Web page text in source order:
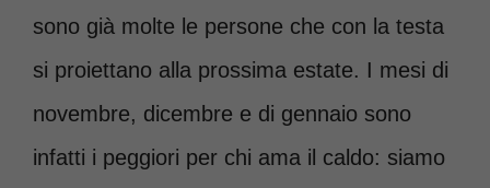
sono già molte le persone che con la testa
si proiettano alla prossima estate. I mesi di
novembre, dicembre e di gennaio sono
infatti i peggiori per chi ama il caldo: siamo